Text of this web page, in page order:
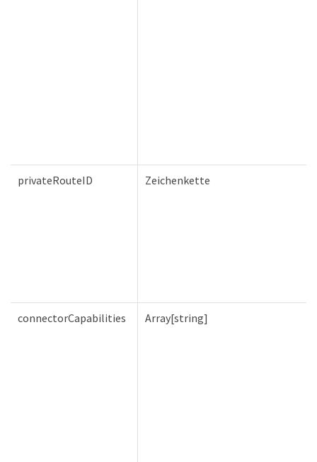
privateRouteID Zeichenkette
connectorCapabilities Array[string]